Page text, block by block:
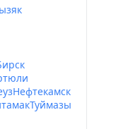
Нефтекамск
Туймазы